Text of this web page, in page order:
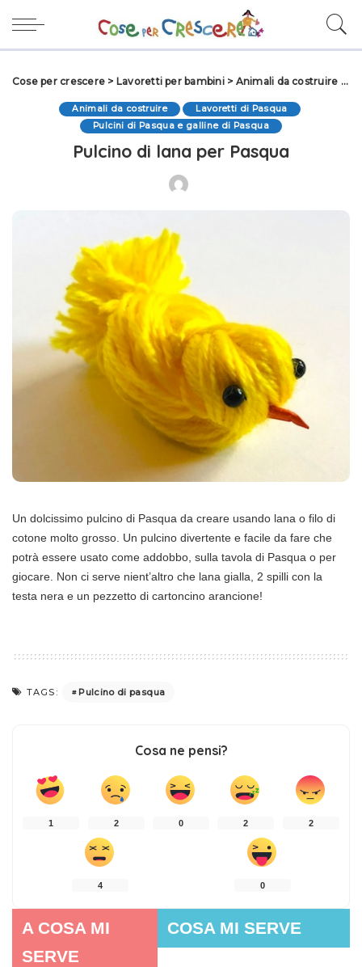
Cose per crescere > Lavoretti per bambini> Animali da costruire
Animali da costruire
Lavoretti di Pasqua
Pulcini di Pasqua e galline di Pasqua
Pulcino di lana per Pasqua
Un dolcissimo pulcino di Pasqua da creare usando lana o filo di
cotone molto grosso. Un pulcino divertente e facile da fare che
potrà essere usato come addobbo, sulla tavola di Pasqua o per
giocare. Non ci serve nient’altro che lana gialla, 2 spilli con la
testa nera e un pezzetto di cartoncino arancione!
TAGS: Pulcino di pasqua
Cosa ne pensi?
1 2 0 2 2
4 0
A COSA MI
SERVE
COSA MI SERVE